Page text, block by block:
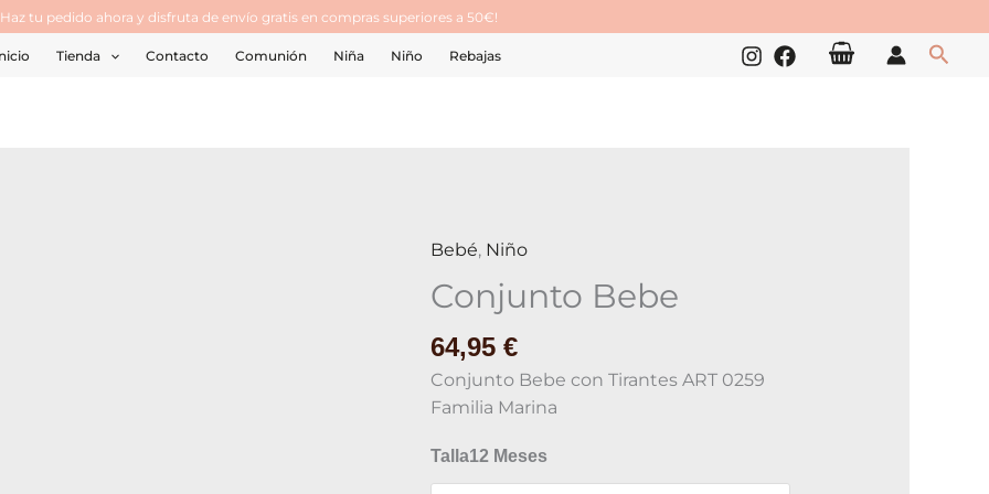
tu pedido ahora y disfruta de envío gratis en compras superiores a 50€!
Tienda Contacto Comunión Niña Niño Rebajas
Bebé, Niño
Conjunto Bebe
64,95€
Conjunto Bebe con Tirantes ART 0259
Familia Marina
Talla12 Meses
Conjunto
Bebe
cantidad